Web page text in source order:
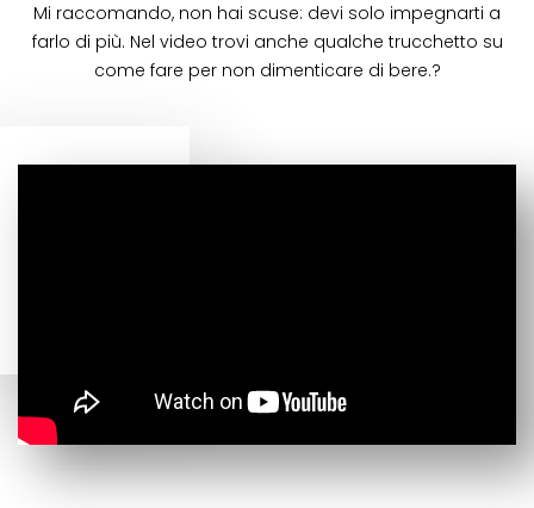
Mi raccomando, non hai scuse: devi solo impegnarti a
farlo di più. Nel video trovi anche qualche trucchetto su
come fare per non dimenticare di bere.?